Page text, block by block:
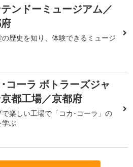
ンドーミュージアム／
の歴史を知り、体験できるミュージ
コーラ ボトラーズジャ
都工場／京都府
で楽しい工場で「コカ･コーラ」の
学ぶ